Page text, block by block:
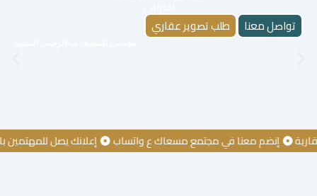
تواصل معنا طلب تصوير عقاري
إنضم معنا في مجتمع مسعاك ع واتساب إعلانك يصل للمهتمين بالعقار